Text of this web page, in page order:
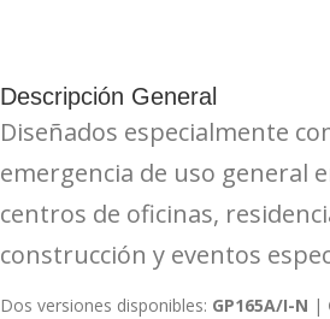
Descripción General
Diseñados especialmente
emergencia de uso general
centros de oficinas,
construcción y eventos
Dos versiones disponibles: GP165A/I-N |